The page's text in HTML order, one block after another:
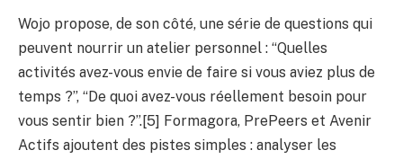
Wojo propose, de son côté, une série de questions qui
peuvent nourrir un atelier personnel : “Quelles
activités avez-vous envie de faire si vous aviez plus de
temps ?”, “De quoi avez-vous réellement besoin pour
vous sentir bien ?”.[5] Formagora, PrePeers et Avenir
Actifs ajoutent des pistes simples : analyser les